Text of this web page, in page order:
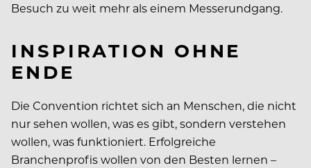
Besuch zu weit mehr als einem Messerundgang.
INSPIRATION OHNE
ENDE
Die Convention richtet sich an Menschen, die nicht
nur sehen wollen, was es gibt, sondern verstehen
wollen, was funktioniert. Erfolgreiche
Branchenprofis wollen von den Besten lernen –